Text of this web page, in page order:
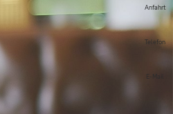
Anfahrt
Telefon
E-Mail